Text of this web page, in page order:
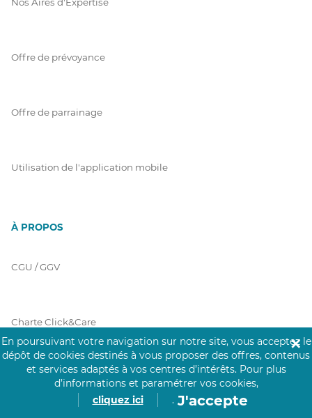
Offre de prévoyance
Offre de parrainage
Utilisation de l'application mobile
À PROPOS
CGU / GGV
Charte Click&Care
Code de Déontologie
En poursuivant votre navigation sur notre site, vous acceptez le
dépôt de cookies destinés à vous proposer des offres, contenus
et services adaptés à vos centres d’intérêts. Pour plus
d’informations et paramétrer vos cookies,
cliquez ici
. J'accepte
✕